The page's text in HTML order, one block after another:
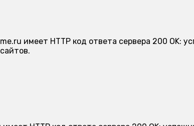
имеет HTTP код ответа сервера 200 OK: